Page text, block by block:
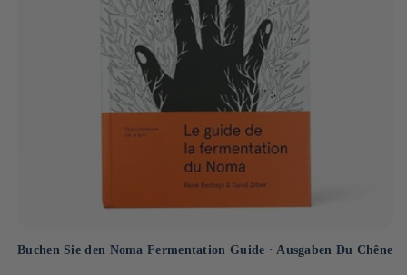
Buchen Sie den Noma Fermentation Guide · Ausgaben Du Chêne